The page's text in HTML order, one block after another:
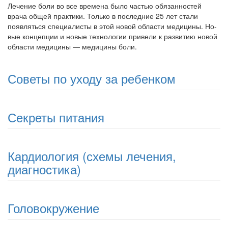
Лечение боли во все времена было частью обязанностей
врача общей практики. Только в последние 25 лет стали
появляться специ­алисты в этой новой области медицины. Но­
вые концепции и новые технологии привели к развитию новой
области медицины — ме­дицины боли.
Советы по уходу за ребенком
Секреты питания
Кардиология (схемы лечения,
диагностика)
Головокружение